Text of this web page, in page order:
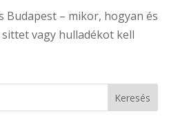
Budapest – mikor, hogyan és
vagy hulladékot kell